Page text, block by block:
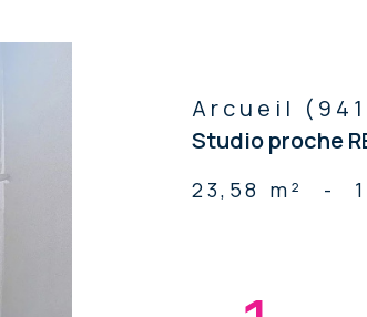
Arcueil
Studio proche
23,58 m² -